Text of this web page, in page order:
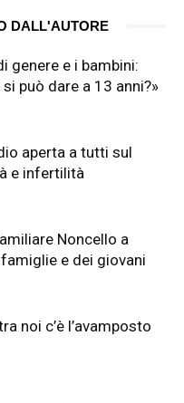
DALL'AUTORE
genere e i bambini:
può dare a 13 anni?»
aperta a tutti sul
e infertilità
Noncello a
e dei giovani
noi c’è l’avamposto